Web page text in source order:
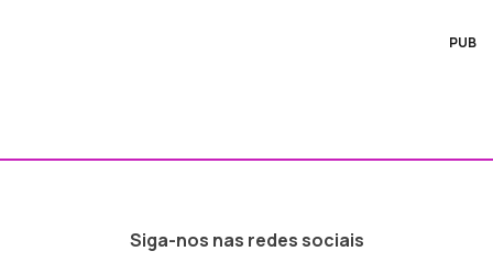
PUB
Siga-nos nas redes sociais